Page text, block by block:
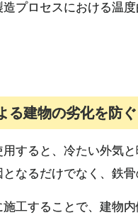
造プロセスにおける温
る建物の劣化を防ぐ
すると、冷たい外気
なるだけでなく、鉄
施工することで、建物